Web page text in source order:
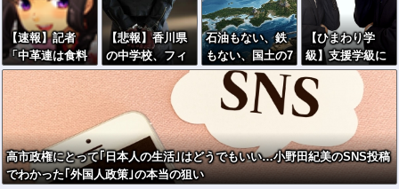
永住許可厳格化
で「日本離れ」
か
げするわ」
「うちも！」
治市
【速報】記者
「中革連は食料
品消費税ゼロを
公約に掲げてい
たが？」→階猛
氏「そ、それは
財源確保という
条件付き」
【悲報】香川県
の中学校、フィ
リピン人の英会
話講師が複数の
女子生徒に"性的
虐待"で逮捕 →
県教委は保護者
が警察に相談す
るまで一切対応
石油もない、鉄
もない、国土の7
割は山…それで
も日本が世界屈
指の経済大国に
なれた「勤勉
さ」以外の勝
因！
【ひまわり学
級】支援学級に
名前は必要なの
か
高市政権にとって｢日本人の生活｣はどうでもいい…小野田紀美のSNS投稿
でわかった｢外国人政策｣の本当の狙い